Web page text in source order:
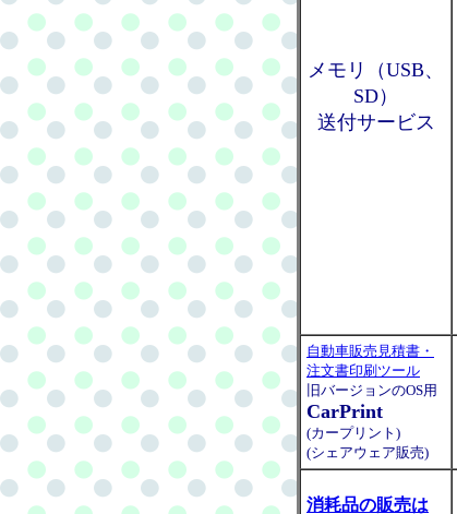
メモリ（USB、
SD）
送付サービス
自動車販売見積書・
注文書印刷ツール
旧バージョンのOS用
CarPrint
(カープリント)
(シェアウェア販売)
消耗品の販売は